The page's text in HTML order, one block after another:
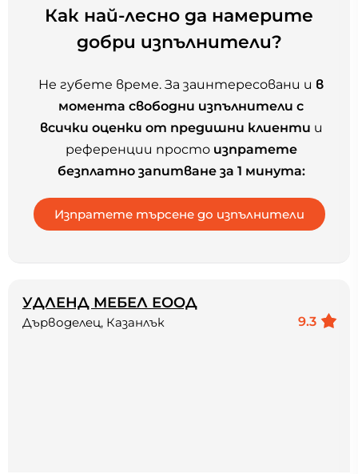
Как най-лесно да намерите
добри изпълнители?
Не губете време. За заинтересовани и в
момента свободни изпълнители с
всички оценки от предишни клиенти и
референции просто изпратете
безплатно запитване за 1 минута:
УДЛЕНД МЕБЕЛ ЕООД
9.3
Дърводелец, Казанлък